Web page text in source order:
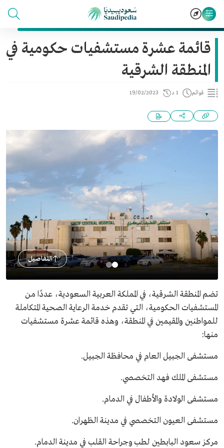
قائمة عشرة مستشفيات حكومية في
المنطقة الشرقية
قوائم 1 د 19/02/2023
التفاصيل
تضم المنطقة الشرقية، في المملكة العربية السعودية، عددًا من
المستشفيات الحكومية، التي تقدم خدمة الرعاية الصحية المتكاملة
للمواطنين والمقيمين في المنطقة، وهذه قائمة عشرة مستشفيات
منها:
مستشفى الجبيل العام في محافظة الجبيل.
مستشفى الملك فهد التخصصي.
مستشفى الولادة والأطفال في الدمام.
مستشفى العيون التخصصي في مدينة الظهران.
مركز سعود البابطين لطب وجراحة القلب في مدينة الدمام.